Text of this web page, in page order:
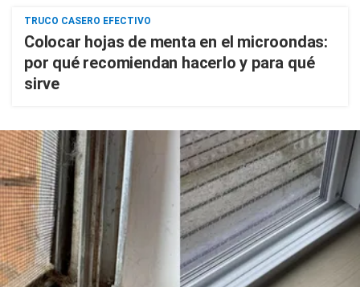
TRUCO CASERO EFECTIVO
Colocar hojas de menta en el microondas:
por qué recomiendan hacerlo y para qué
sirve